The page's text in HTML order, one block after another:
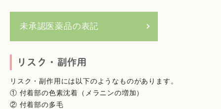
未承認医薬品の表記
リスク・副作用
リスク・副作用には以下のようなものがあります。
① 付着部の色素沈着（メラニンの増加）
② 付着部の多毛